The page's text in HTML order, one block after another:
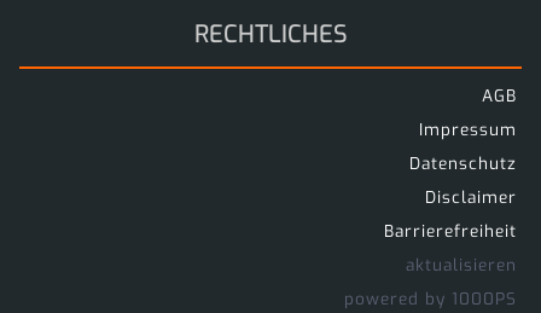
RECHTLICHES
AGB
Impressum
Datenschutz
Disclaimer
Barrierefreiheit
aktualisieren
powered by 1000PS